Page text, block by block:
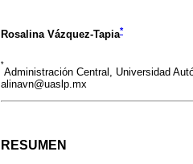
Rosalina Vázquez-Tapia*
*
Administración Central, Universidad
alinavn@uaslp.mx
RESUMEN